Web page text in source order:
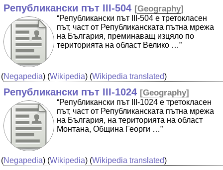
Републикански път III-504 [Geography]
“Републикански път IIІ-504 е третокласен
път, част от Републиканската пътна мрежа
на България, преминаващ изцяло по
територията на област Велико …”
(Negapedia) (Wikipedia) (Wikipedia translated)
Републикански път III-1024 [Geography]
“Републикански път IIІ-1024 е третокласен
път, част от Републиканската пътна мрежа
на България, на територията на област
Монтана, Община Георги …”
(Negapedia) (Wikipedia) (Wikipedia translated)